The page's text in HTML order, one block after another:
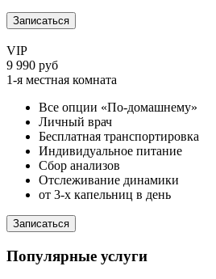
Записаться
VIP
9 990 руб
1-я местная комната
Все опции «По-домашнему»
Личный врач
Бесплатная транспортировка
Индивидуальное питание
Сбор анализов
Отслеживание динамики
от 3-х капельниц в день
Записаться
Популярные услуги